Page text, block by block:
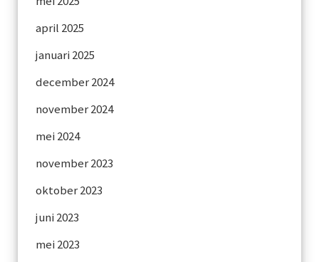
april 2025
januari 2025
december 2024
november 2024
mei 2024
november 2023
oktober 2023
juni 2023
mei 2023